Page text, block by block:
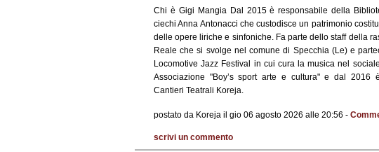
Chi è Gigi Mangia Dal 2015 è responsabile della
ciechi Anna Antonacci che custodisce un patrimonio
delle opere liriche e sinfoniche. Fa parte dello staff della
Reale che si svolge nel comune di Specchia (Le) e
Locomotive Jazz Festival in cui cura la musica nel
Associazione "Boy’s sport arte e cultura" e dal 2016
Cantieri Teatrali Koreja.
postato da Koreja il gio 06 agosto 2026 alle 20:56 -
scrivi un commento